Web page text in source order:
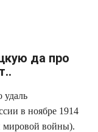
да про
удаль
в ноябре 1914
мировой войны).